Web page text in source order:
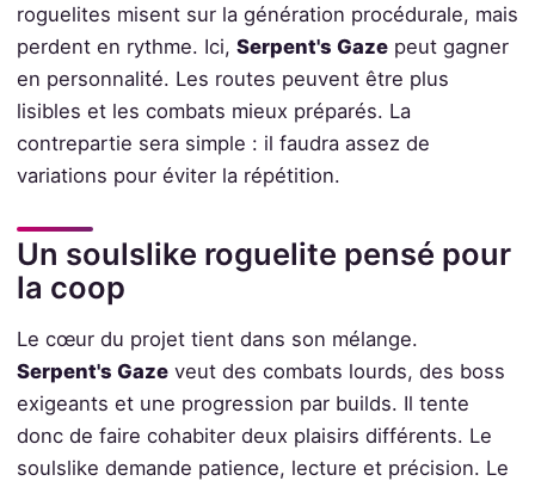
roguelites misent sur la génération procédurale, mais
perdent en rythme. Ici, Serpent's Gazepeut gagner
en personnalité. Les routes peuvent être plus
lisibles et les combats mieux préparés. La
contrepartie sera simple : il faudra assez de
variations pour éviter la répétition.
Un soulslike roguelite pensé pour
la coop
Le cœur du projet tient dans son mélange.
Serpent's Gazeveut des combats lourds, des boss
exigeants et une progression par builds. Il tente
donc de faire cohabiter deux plaisirs différents. Le
soulslike demande patience, lecture et précision. Le